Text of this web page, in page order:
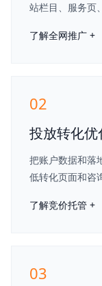
站栏目、服务页
了解全网推广 +
02
投放转化优
把账户数据和落
低转化页面和咨
了解竞价托管 +
03